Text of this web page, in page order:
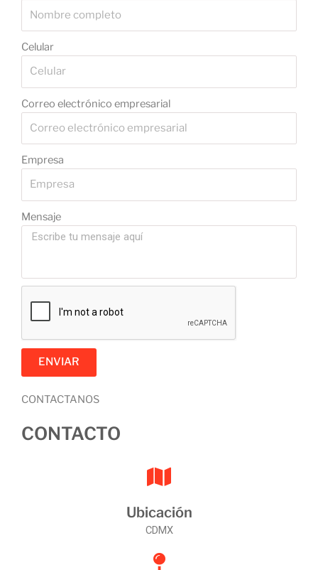
Celular
Correo electrónico empresarial
Empresa
Mensaje
ENVIAR
CONTACTANOS
CONTACTO
Ubicación
CDMX